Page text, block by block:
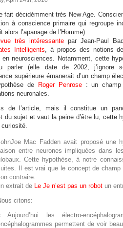
fait décidémment très New Age.
à conscience primaire qui regroupe
alors l’apanage de l’Homme)
très intéressante par Jean-Paul
Intelligents, à propos des notions
en neurosciences. Notamment, cette
parler (elle date de 2002, j’ignore
supérieure émanerait d’un champ
de
Roger Penrose: un champ
neuronales.
de l’article, mais il constitue un
du sujet et vaut la peine d’être lu, cette
Mac Fadden avait proposé une
entre neurones impliquées dans
Cette hypothèse, à notre
Il est vrai que le concept de champ
contraire.
extrait de Le Je n’est pas un robot un
citons:
Aujourd’hui les électro-
permettent de voir